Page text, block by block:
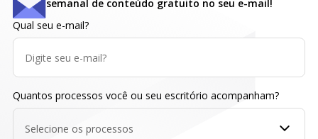
semanal de conteúdo gratuito no seu e-mail!
Qual seu e-mail?
Quantos processos você ou seu escritório acompanham?
Selecione os processos